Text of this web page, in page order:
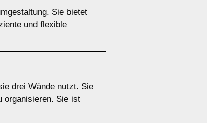
Sie bietet
und flexible
drei Wände nutzt. Sie
organisieren. Sie ist